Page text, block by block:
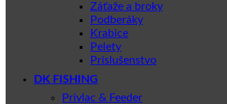
Záťaže a broky
Podberáky
Krabice
Pelety
Príslušenstvo
DK FISHING
Privlac & Feeder